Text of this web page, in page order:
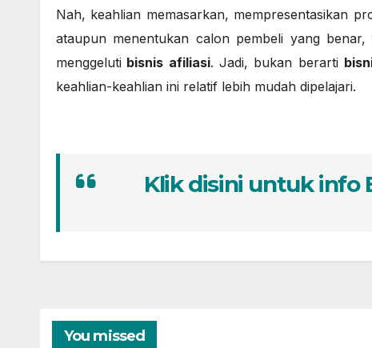
Nah, keahlian memasarkan, mempresentasikan
ataupun menentukan calon pembeli yang
menggeluti bisnis afiliasi. Jadi, bukan berarti
keahlian-keahlian ini relatif lebih mudah dipelajari.
Klik disini untuk info
You missed